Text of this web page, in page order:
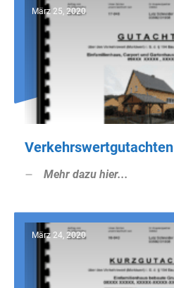
März 25, 2020
Verkehrswertgutachten
Mehr dazu hier...
März 24, 2020